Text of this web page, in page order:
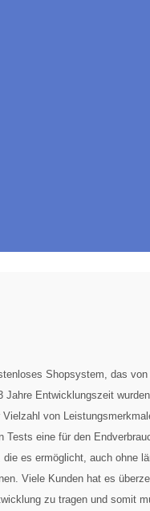
Shopsystem, das
Jahre Entwicklungszeit
von
Tests eine für den
es ermöglicht, auch ohne
Viele Kunden hat es
zu tragen und somit